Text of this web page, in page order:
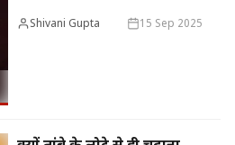
जानें किस राशि के लिए शुभ
Shivani Gupta 15 Sep 2025